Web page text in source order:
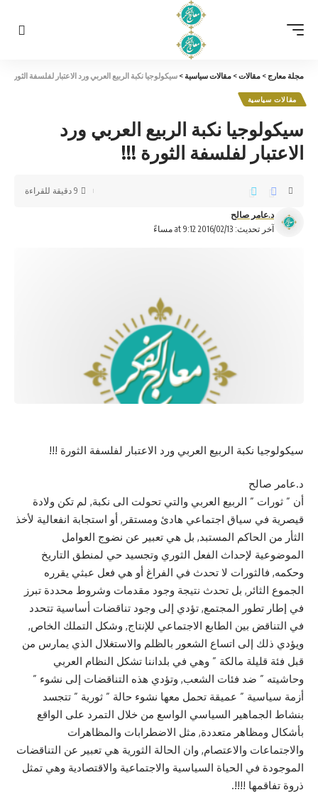
مجلة معارج> مقالات> مقالات سياسية> سيكولوجيا نكبة الربيع العربي ورد الاعتبار لفلسفة الثورة !!!
مقالات سياسية
سيكولوجيا نكبة الربيع العربي ورد
الاعتبار لفلسفة الثورة !!!
آخر تحديث: 2016/02/13 at 9:12 مساءً
د.عامر صالح
9 دقيقة للقراءة
سيكولوجيا نكبة الربيع العربي ورد الاعتبار لفلسفة الثورة !!!
د.عامر صالح
أن ” ثورات ” الربيع العربي والتي تحولت الى نكبة, لم تكن ولادة
قيصرية في سياق اجتماعي هادئ ومستقر, أو استجابة انفعالية لأخذ
الثأر من الحاكم المستبد, بل هي تعبير عن نضوج العوامل
الموضوعية لإحداث الفعل الثوري وتجسيد حي لمنطق التاريخ
وحكمه, فالثورات لا تحدث في الفراغ أو هي فعل عبثي يقرره
الجموع الثائر, بل تحدث نتيجة وجود مقدمات وشروط محددة تبرز
في إطار تطور المجتمع, تؤدي إلى وجود تناقضات أساسية تتحدد
في التناقض بين الطابع الاجتماعي للإنتاج, وشكل التملك الخاص,
ويؤدي ذلك إلى اتساع الشعور بالظلم والاستغلال الذي يمارس من
قبل فئة قليلة مالكة ” وهي في بلداننا تشكل النظام العربي
وحاشيته ” ضد فئات الشعب, وتؤدي هذه التناقضات إلى نشوء ”
أزمة سياسية ” عميقة تحمل معها نشوء حالة ” ثورية ” تتجسد
بنشاط الجماهير السياسي الواسع من خلال التمرد على الواقع
بأشكال ومظاهر متعددة, مثل الاضطرابات والمظاهرات
والاجتماعات والاعتصام, وان الحالة الثورية هي تعبير عن التناقضات
الموجودة في الحياة السياسية والاجتماعية والاقتصادية وهي تمثل
ذروة تفاقمها !!!!.